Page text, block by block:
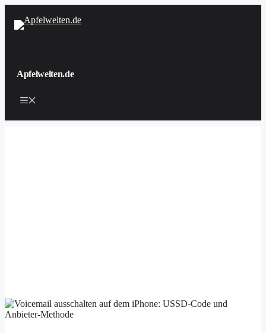
Inhalt
springen
Apfelwelten.de
Menü